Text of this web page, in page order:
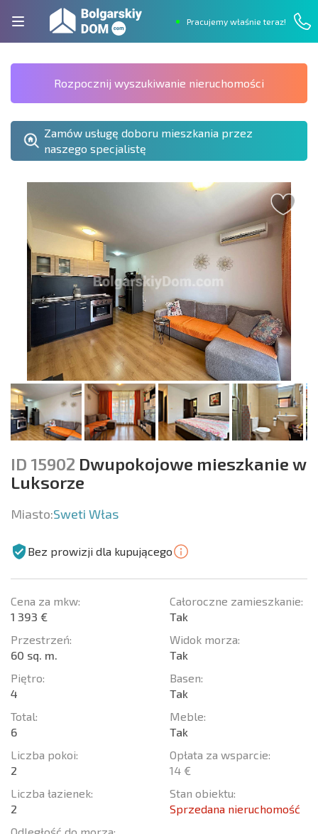
Pracujemy właśnie teraz!
Rozpocznij wyszukiwanie nieruchomości
Zamów usługę doboru mieszkania przez
naszego specjalistę
ID 15902 Dwupokojowe mieszkanie w
Luksorze
Miasto:Sweti Włas
Bez prowizji dla kupującego
Cena za mkw:
1 393 €
Przestrzeń:
60 sq. m.
Piętro:
4
Total:
6
Liczba pokoi:
2
Liczba łazienek:
2
Odległość do morza:
Całoroczne zamieszkanie:
Tak
Widok morza:
Tak
Basen:
Tak
Meble:
Tak
Opłata za wsparcie:
14 €
Stan obiektu:
Sprzedana nieruchomość